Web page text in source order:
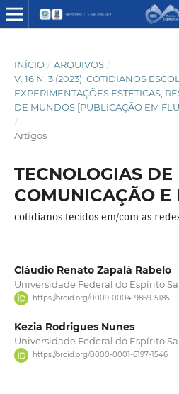
INÍCIO / ARQUIVOS /
V. 16 N. 3 (2023): COTIDIANOS
EXPERIMENTAÇÕES ESTÉTICAS,
DE MUNDOS [PUBLICAÇÃO EM
/
Artigos
TECNOLOGIAS DE
COMUNICAÇÃO E
cotidianos tecidos em/com as
Cláudio Renato Zapalá Rabelo
Universidade Federal do Espírito
https://orcid.org/0009-0004-9869-5185
Kezia Rodrigues Nunes
Universidade Federal do Espírito
https://orcid.org/0000-0001-6197-1546